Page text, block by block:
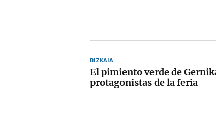
BIZKAIA
El pimiento verde de
protagonistas de la feria